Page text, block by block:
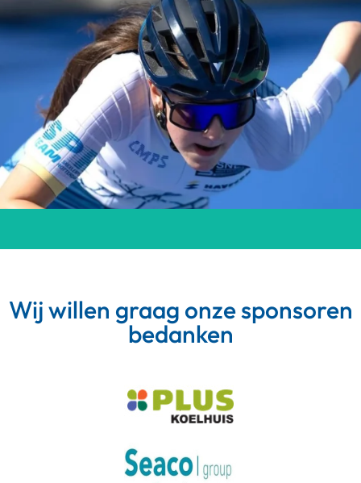
Wij willen graag onze sponsoren
bedanken